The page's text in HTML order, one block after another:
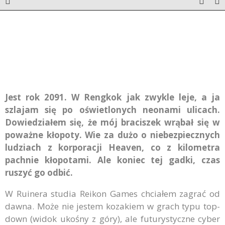
Jest rok 2091. W Rengkok jak zwykle leje, a ja
szlajam się po oświetlonych neonami ulicach.
Dowiedziałem się, że mój braciszek wrąbał się w
poważne kłopoty. Wie za dużo o niebezpiecznych
ludziach z korporacji Heaven, co z kilometra
pachnie kłopotami. Ale koniec tej gadki, czas
ruszyć go odbić.
W Ruinera studia Reikon Games chciałem zagrać od
dawna. Może nie jestem kozakiem w grach typu top-
down (widok ukośny z góry), ale futurystyczne cyber